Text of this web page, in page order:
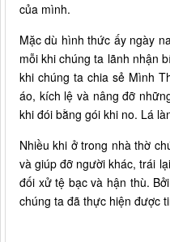
của mình.
Mặc dù hình thức ấy ngày
mỗi khi chúng ta lãnh nhận
khi chúng ta chia sẻ Mình
áo, kích lệ và nâng đỡ
khi đói bằng gói khi no. Lá
Nhiều khi ở trong nhà thờ
và giúp đỡ người khác, trái
đối xử tệ bạc và hận thù.
chúng ta đã thực hiện được